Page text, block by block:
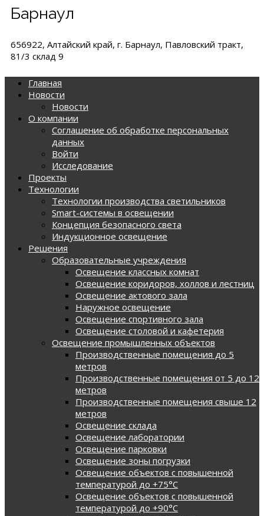
Барнаул
656922, Алтайский край, г. Барнаул, Павловский тракт,
81/3 склад 9
Главная
Новости
Новости
О компании
Соглашение об обработке персональных
данных
Войти
Исследование
Проекты
Технологии
Технологии производства светильников
Smart-системы в освещении
Концепция безопасного света
Индукционное освещение
Решения
Образовательные учреждения
Освещение классных комнат
Освещение коридоров, холлов и лестниц
Освещение актового зала
Наружное освещение
Освещение спортивного зала
Освещение столовой и кафетерия
Освещение промышленных объектов
Производственные помещения до 5
метров
Производственные помещения от 5 до 12
метров
Производственные помещения свыше 12
метров
Освещение склада
Освещение лаборатории
Освещение парковки
Освещение зоны погрузки
Освещение объектов с повышенной
температурой до +75°C
Освещение объектов с повышенной
температурой до +90°C